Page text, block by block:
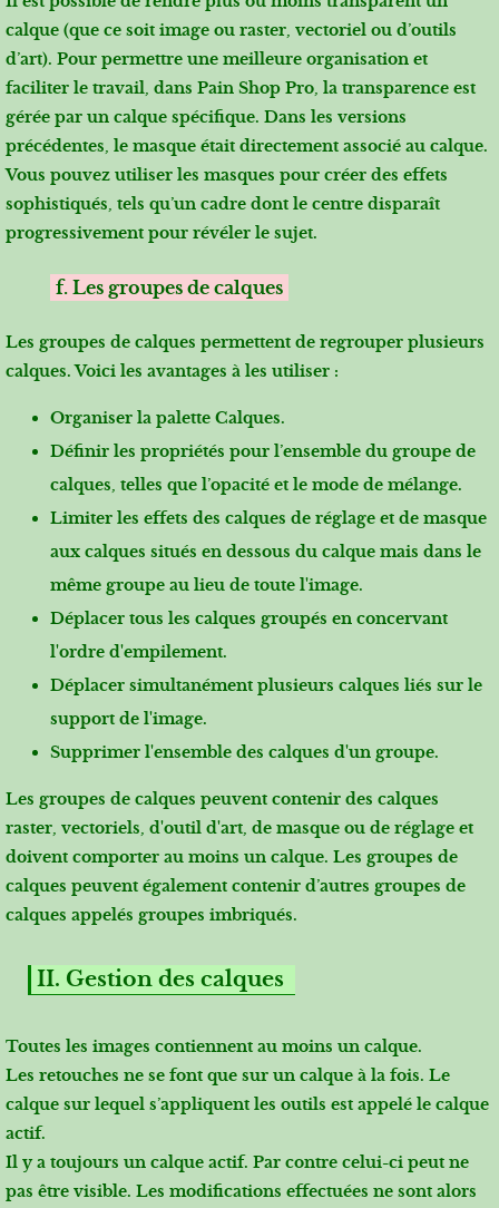
calque (que ce soit image ou raster, vectoriel ou d’outils
d’art). Pour permettre une meilleure organisation et
faciliter le travail, dans Pain Shop Pro, la transparence est
gérée par un calque spécifique. Dans les versions
précédentes, le masque était directement associé au calque.
Vous pouvez utiliser les masques pour créer des effets
sophistiqués, tels qu’un cadre dont le centre disparaît
progressivement pour révéler le sujet.
f. Les groupes de calques
Les groupes de calques permettent de regrouper plusieurs
calques. Voici les avantages à les utiliser :
Organiser la palette Calques.
Définir les propriétés pour l’ensemble du groupe de
calques, telles que l’opacité et le mode de mélange.
Limiter les effets des calques de réglage et de masque
aux calques situés en dessous du calque mais dans le
même groupe au lieu de toute l'image.
Déplacer tous les calques groupés en concervant
l'ordre d'empilement.
Déplacer simultanément plusieurs calques liés sur le
support de l'image.
Supprimer l'ensemble des calques d'un groupe.
Les groupes de calques peuvent contenir des calques
raster, vectoriels, d'outil d'art, de masque ou de réglage et
doivent comporter au moins un calque. Les groupes de
calques peuvent également contenir d’autres groupes de
calques appelés groupes imbriqués.
II. Gestion des calques
Toutes les images contiennent au moins un calque.
Les retouches ne se font que sur un calque à la fois. Le
calque sur lequel s’appliquent les outils est appelé le calque
actif.
Il y a toujours un calque actif. Par contre celui-ci peut ne
pas être visible. Les modifications effectuées ne sont alors